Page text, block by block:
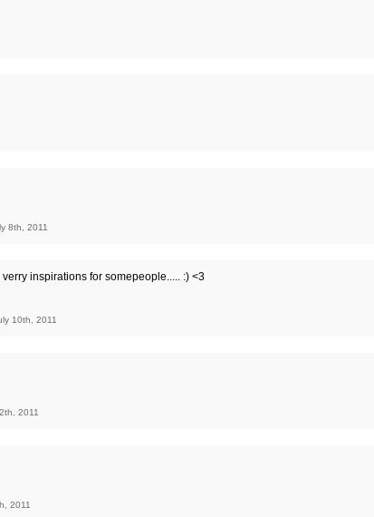
8th, 2011
inspirations for somepeople..... :) <3
10th, 2011
2011
2011